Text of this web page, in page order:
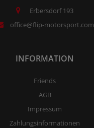
Erbersdorf 193
office@flip-motorsport.com
INFORMATION
Friends
AGB
Impressum
Zahlungsinformationen